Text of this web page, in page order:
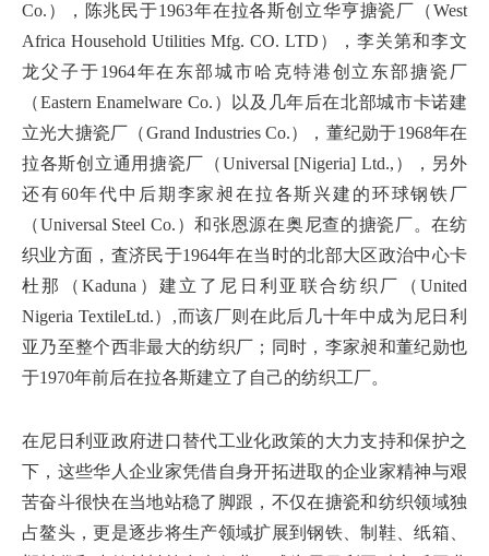
Co.），陈兆民于1963年在拉各斯创立华亨搪瓷厂（West
Africa Household Utilities Mfg. CO. LTD），李关第和李文
龙父子于1964年在东部城市哈克特港创立东部搪瓷厂
（Eastern Enamelware Co.）以及几年后在北部城市卡诺建
立光大搪瓷厂（Grand Industries Co.），董纪勋于1968年在
拉各斯创立通用搪瓷厂（Universal [Nigeria] Ltd.,），另外
还有60年代中后期李家昶在拉各斯兴建的环球钢铁厂
（Universal Steel Co.）和张恩源在奥尼查的搪瓷厂。在纺
织业方面，査济民于1964年在当时的北部大区政治中心卡
杜那（Kaduna）建立了尼日利亚联合纺织厂（United
Nigeria TextileLtd.）,而该厂则在此后几十年中成为尼日利
亚乃至整个西非最大的纺织厂；同时，李家昶和董纪勋也
于1970年前后在拉各斯建立了自己的纺织工厂。
在尼日利亚政府进口替代工业化政策的大力支持和保护之
下，这些华人企业家凭借自身开拓进取的企业家精神与艰
苦奋斗很快在当地站稳了脚跟，不仅在搪瓷和纺织领域独
占鳌头，更是逐步将生产领域扩展到钢铁、制鞋、纸箱、